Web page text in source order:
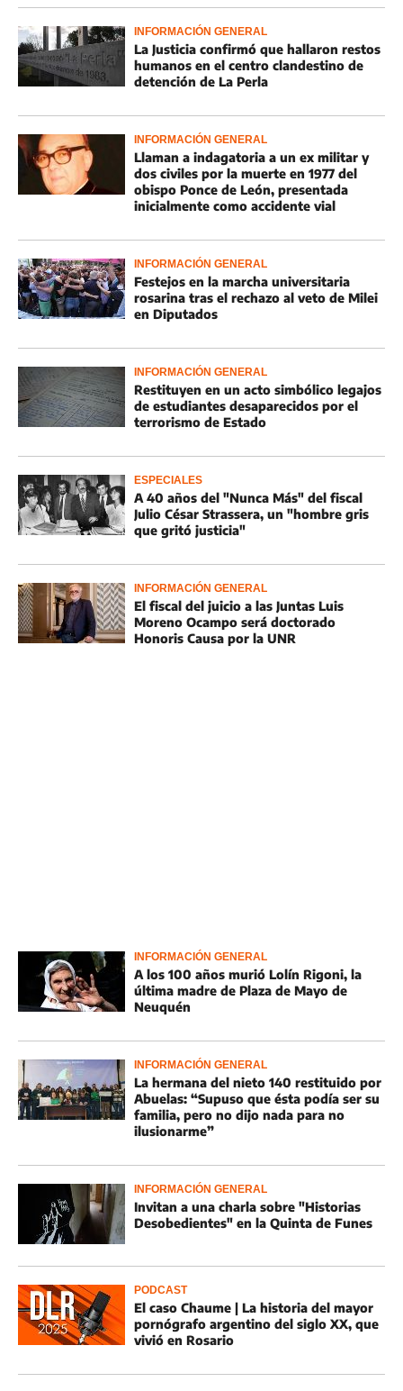
INFORMACIÓN GENERAL
La Justicia confirmó que hallaron restos
humanos en el centro clandestino de
detención de La Perla
INFORMACIÓN GENERAL
Llaman a indagatoria a un ex militar y
dos civiles por la muerte en 1977 del
obispo Ponce de León, presentada
inicialmente como accidente vial
INFORMACIÓN GENERAL
Festejos en la marcha universitaria
rosarina tras el rechazo al veto de Milei
en Diputados
INFORMACIÓN GENERAL
Restituyen en un acto simbólico legajos
de estudiantes desaparecidos por el
terrorismo de Estado
ESPECIALES
A 40 años del "Nunca Más" del fiscal
Julio César Strassera, un "hombre gris
que gritó justicia"
INFORMACIÓN GENERAL
El fiscal del juicio a las Juntas Luis
Moreno Ocampo será doctorado
Honoris Causa por la UNR
INFORMACIÓN GENERAL
A los 100 años murió Lolín Rigoni, la
última madre de Plaza de Mayo de
Neuquén
INFORMACIÓN GENERAL
La hermana del nieto 140 restituido por
Abuelas: “Supuso que ésta podía ser su
familia, pero no dijo nada para no
ilusionarme”
INFORMACIÓN GENERAL
Invitan a una charla sobre "Historias
Desobedientes" en la Quinta de Funes
PODCAST
El caso Chaume | La historia del mayor
pornógrafo argentino del siglo XX, que
vivió en Rosario